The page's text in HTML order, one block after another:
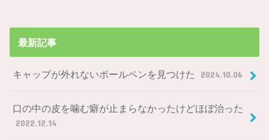
最新記事
キャップが外れないボールペンを見つけた 2024.10.06
口の中の皮を噛む癖が止まらなかったけどほぼ治った
2022.12.14